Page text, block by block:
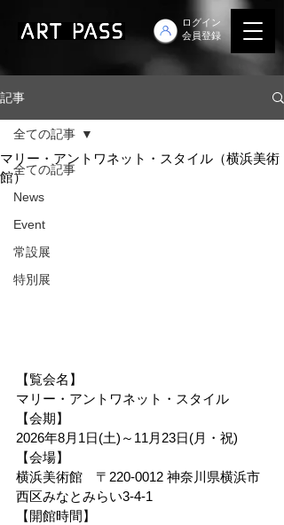
ログイン
会員登録
記事
全ての記事
News
Event
常設展
特別展
全ての記事
マリー・アントワネット・スタイル（横浜美術
館）
【覧会名】
マリー・アントワネット・スタイル
【会期】
2026年8月1日(土)～11月23日(月・祝)
【会場】
横浜美術館　〒220-0012 神奈川県横浜市
西区みなとみらい3-4-1
【開館時間】